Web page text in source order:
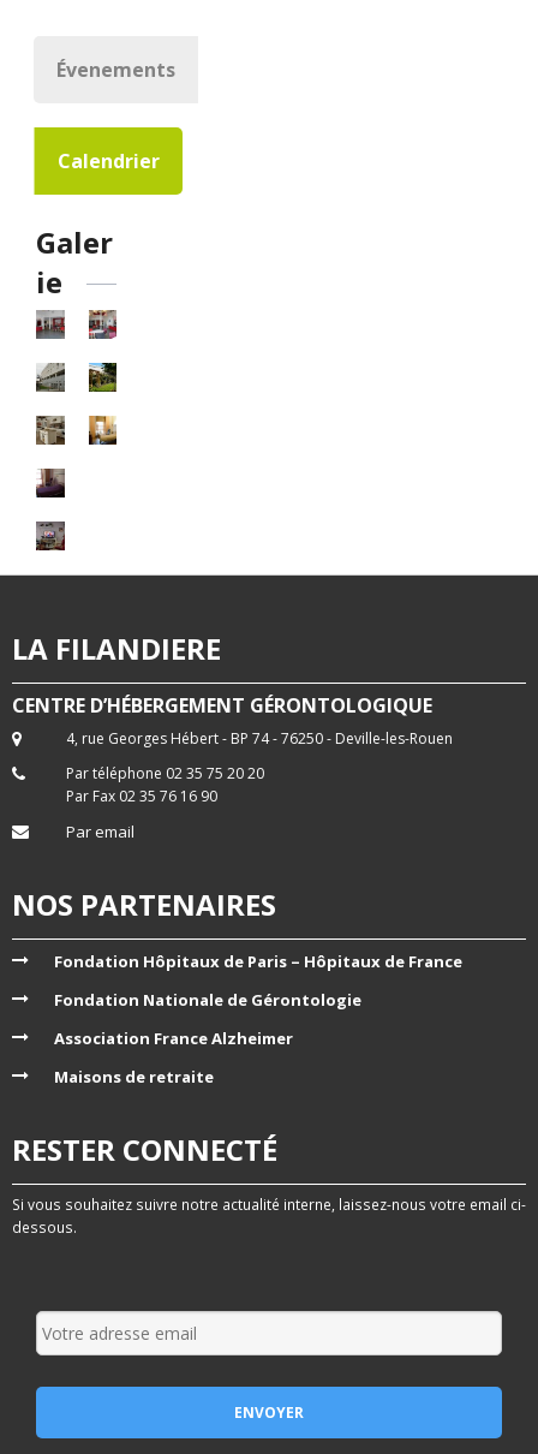
Évenements
Calendrier
Galer
ie
LA FILANDIERE
CENTRE D’HÉBERGEMENT GÉRONTOLOGIQUE
4, rue Georges Hébert - BP 74 - 76250 - Deville-les-Rouen
Par téléphone 02 35 75 20 20
Par Fax 02 35 76 16 90
Par email
NOS PARTENAIRES
Fondation Hôpitaux de Paris – Hôpitaux de France
Fondation Nationale de Gérontologie
Association France Alzheimer
Maisons de retraite
RESTER CONNECTÉ
Si vous souhaitez suivre notre actualité interne, laissez-nous votre email ci-
dessous.